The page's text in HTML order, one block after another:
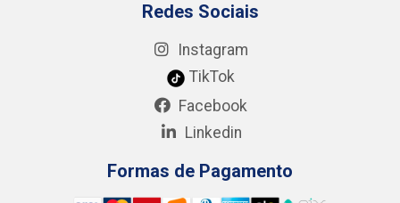
Redes Sociais
Instagram
TikTok
Facebook
Linkedin
Formas de Pagamento